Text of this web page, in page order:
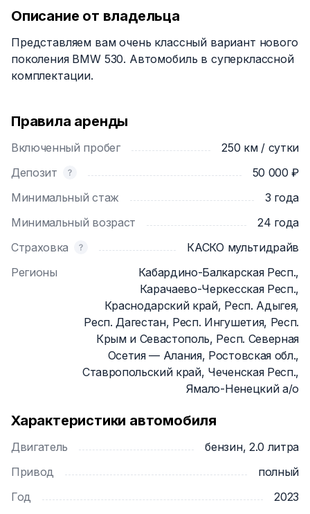
Описание от владельца
Представляем вам очень классный вариант нового
поколения BMW 530. Автомобиль в суперклассной
комплектации.
Правила аренды
Включенный пробег
250 км / сутки
Депозит
50 000 ₽
Минимальный стаж
3 года
Минимальный возраст
24 года
Страховка
КАСКО мультидрайв
Регионы
Кабардино-Балкарская Респ.,
Карачаево-Черкесская Респ.,
Краснодарский край, Респ. Адыгея,
Респ. Дагестан, Респ. Ингушетия, Респ.
Крым и Севастополь, Респ. Северная
Осетия — Алания, Ростовская обл.,
Ставропольский край, Чеченская Респ.,
Ямало-Ненецкий а/о
Характеристики автомобиля
Двигатель
бензин, 2.0 литра
Привод
полный
Год
2023